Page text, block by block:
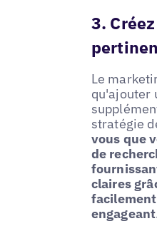
3.
Le
qu'ajouter
stratégie
vous que
de
claires
engageant